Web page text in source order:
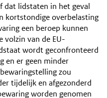
dat lidstaten in het geval
kortstondige overbelasting
een beroep kunnen
volzin van de EU-
wordt geconfronteerd
en er geen minder
zou
tijdelijk en afgezonderd
worden genomen